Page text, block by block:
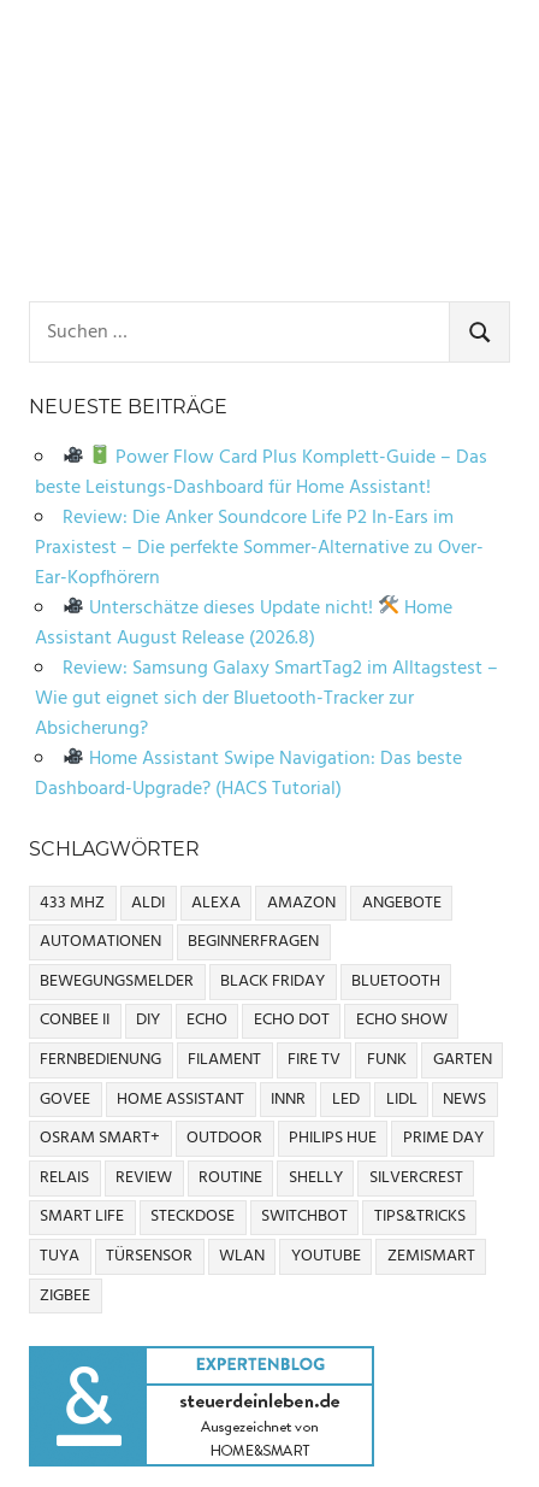
nach:
SUCHEN
NEUESTE BEITRÄGE
Power Flow Card Plus Komplett-Guide – Das
beste Leistungs-Dashboard für Home Assistant!
Review: Die Anker Soundcore Life P2 In-Ears im
Praxistest – Die perfekte Sommer-Alternative zu Over-
Ear-Kopfhörern
Unterschätze dieses Update nicht!
Home
Assistant August Release (2026.8)
Review: Samsung Galaxy SmartTag2 im Alltagstest –
Wie gut eignet sich der Bluetooth-Tracker zur
Absicherung?
Home Assistant Swipe Navigation: Das beste
Dashboard-Upgrade? (HACS Tutorial)
SCHLAGWÖRTER
433 MHZ ALDI ALEXA AMAZON
ANGEBOTE
AUTOMATIONEN
BEGINNERFRAGEN
BEWEGUNGSMELDER
BLACK FRIDAY
BLUETOOTH
CONBEE II
DIY ECHO ECHO DOT
ECHO SHOW
FERNBEDIENUNG
FILAMENT FIRE TV FUNK
GARTEN
GOVEE
HOME ASSISTANT INNR LED LIDL
NEWS
OSRAM SMART+
OUTDOOR PHILIPS HUE
PRIME DAY
RELAIS
REVIEW ROUTINE SHELLY
SILVERCREST
SMART LIFE
STECKDOSE SWITCHBOT
TIPS&TRICKS
TUYA
TÜRSENSOR WLAN YOUTUBE
ZEMISMART
ZIGBEE